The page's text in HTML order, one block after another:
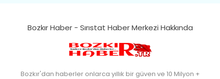
kan, Bunlarla kasaba olmuş Sarıoğlan.
Çarşamba’nın koynunda tarih çok
yorgun. Şehit Berâtlı, halkı yiğit genç
Bozkır Haber - Sırıstat Haber Merkezi Hakkında
Bozkır'dan haberler onlarca yıllık bir güven ve 10 Milyon +